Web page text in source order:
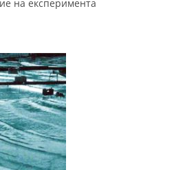
на експеримента